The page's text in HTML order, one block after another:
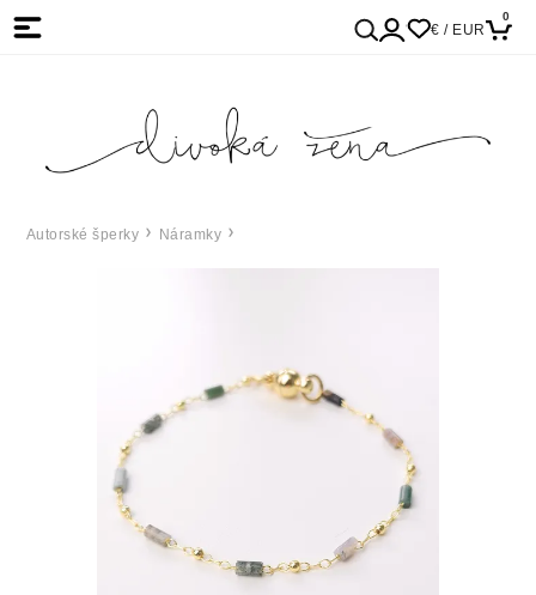
€ / EUR
0
Autorské šperky Náramky